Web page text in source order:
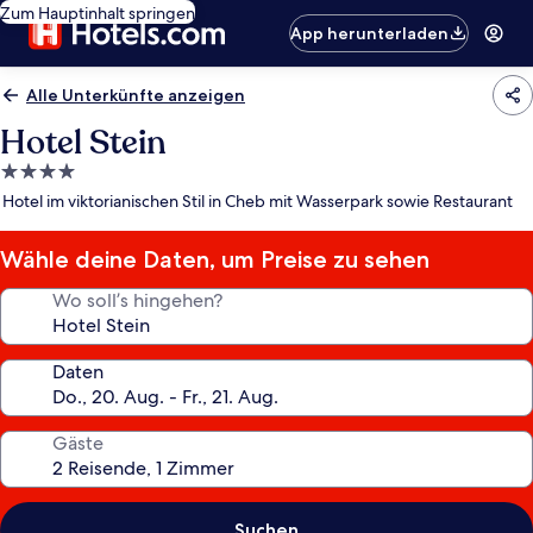
Zum Hauptinhalt springen
App herunterladen
Alle Unterkünfte anzeigen
Hotel Stein
4.0-
Sterne-
Hotel im viktorianischen Stil in Cheb mit Wasserpark sowie Restaurant
Wähle deine Daten, um Preise zu sehen
Wo soll’s hingehen?
Daten
Gäste